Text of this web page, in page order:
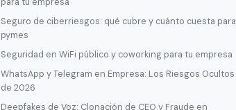
para tu empresa
Seguro de ciberriesgos: qué cubre y cuánto cuesta para
pymes
Seguridad en WiFi público y coworking para tu empresa
WhatsApp y Telegram en Empresa: Los Riesgos Ocultos
de 2026
Deepfakes de Voz: Clonación de CEO y Fraude en